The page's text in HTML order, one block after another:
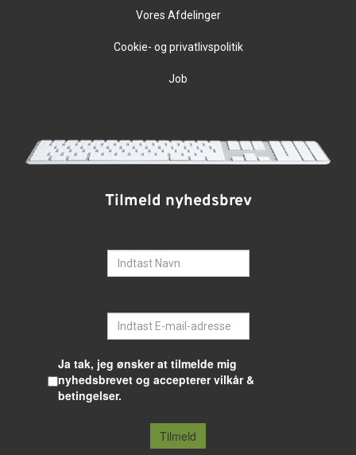
Vores Afdelinger
Cookie- og privatlivspolitik
Job
Tilmeld nyhedsbrev
Ja tak, jeg ønsker at tilmelde mig
nyhedsbrevet og accepterer vilkår &
betingelser.
Tilmeld